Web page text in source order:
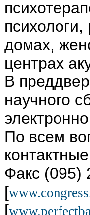
домах,
центрах
В
научного
По всем
Факс (095)
[
[